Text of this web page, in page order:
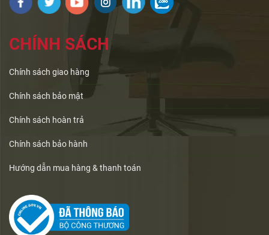
CHÍNH SÁCH
Chính sách giao hàng
Chính sách bảo mật
Chính sách hoàn trả
Chính sách bảo hành
Hướng dẫn mua hàng & thanh toán